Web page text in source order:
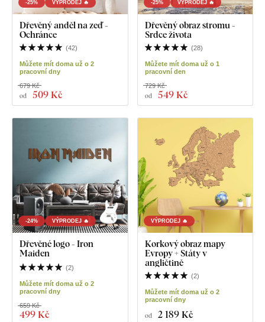
-25% VÝPRODEJ 🔥
Dřevěný anděl na zeď -
Ochránce
(42)
Můžete mít doma už o 2
pracovní dny
od 509 Kč
679 Kč
-25% VÝPRODEJ 🔥
Dřevěný obraz stromu -
Srdce života
(28)
Můžete mít doma už o 1
pracovní den
od 549 Kč
729 Kč
-24% VÝPRODEJ 🔥
Dřevěné logo - Iron
Maiden
(2)
Můžete mít doma už o 2
pracovní dny
499 Kč
659 Kč
VÝPRODEJ 🔥
Korkový obraz mapy
Evropy + Státy v
angličtině
(2)
Můžete mít doma už o 2
pracovní dny
od 2 189 Kč